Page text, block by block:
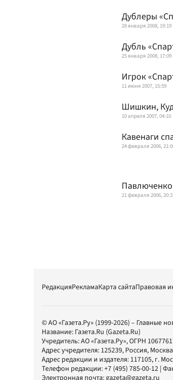
Дублеры
28 января 2008, 19:19
Дубль
25 января 2008, 17:09
Игрок
11 июня 2007, 15:59
Шишкин,
10 апреля 2007, 04:10
Кавенаги
24 февраля 2006,
21 февраля 2006,
РедакцияРекламаКарта сайтаПравовая
© АО «Газета.Ру» (1999-2026) – Главные
Название: Газета.Ru (Gazeta.Ru)
Учредитель:АО «Газета.Ру», ОГРН
Адрес учредителя: 125239, Россия,
Адрес редакции и издателя: 117105, г.
Телефон редакции:+7 (495) 785-00-12 |
Электронная почта: gazeta@gazeta.ru